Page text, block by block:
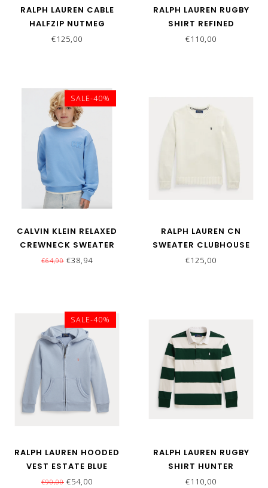
RALPH LAUREN CABLE
HALFZIP NUTMEG
BROWN/C8985
€125,00
RALPH LAUREN RUGBY
SHIRT REFINED
NAVY/NEVIS
€110,00
SALE-40%
CALVIN KLEIN RELAXED
CREWNECK SWEATER
PROVENCE
€64,90 €38,94
RALPH LAUREN CN
SWEATER CLUBHOUSE
CREAM/C7932
€125,00
SALE-40%
RALPH LAUREN HOODED
VEST ESTATE BLUE
€90,00 €54,00
RALPH LAUREN RUGBY
SHIRT HUNTER
GREEN/NEVIS
€110,00